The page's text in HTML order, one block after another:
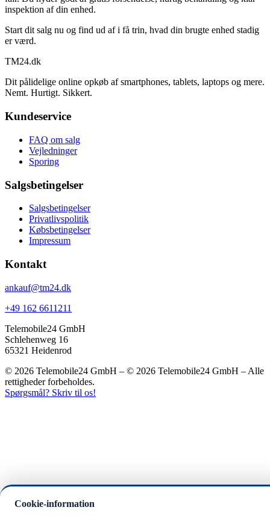
inspektion af din enhed.
Start dit salg nu og find ud af i få trin, hvad din brugte enhed stadig
er værd.
TM24.dk
Dit pålidelige online opkøb af smartphones, tablets, laptops og mere.
Nemt. Hurtigt. Sikkert.
Kundeservice
FAQ om salg
Vejledninger
Sporing
Salgsbetingelser
Salgsbetingelser
Privatlivspolitik
Købsbetingelser
Impressum
Kontakt
ankauf@tm24.dk
+49 162 6611211
Telemobile24 GmbH
Schlehenweg 16
65321 Heidenrod
© 2026 Telemobile24 GmbH – © 2026 Telemobile24 GmbH – Alle
rettigheder forbeholdes.
Spørgsmål? Skriv til os!
Cookie-information